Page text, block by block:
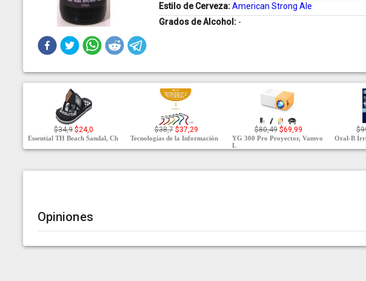
Estilo de Cerveza:American Strong Ale
Grados de Alcohol: -
$34,9 $24,0
Essential TH Beach Sandal, Ch
$38,7 $37,29
Tecnologías de la Información
$80,49 $69,99
YG 300 Pro Proyector, Vamvo
L
Oral-B
Opiniones